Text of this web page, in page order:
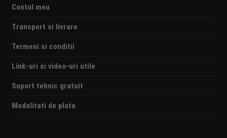
Contul meu
Transport si livrare
Termeni si conditii
Link-uri si video-uri utile
Suport tehnic gratuit
Modalitati de plata